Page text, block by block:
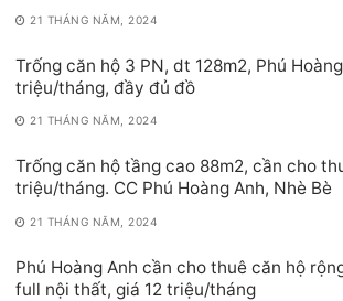
21 THÁNG NĂM, 2024
Trống căn hộ 3 PN, dt 128m2, Phú
triệu/tháng, đầy đủ đồ
21 THÁNG NĂM, 2024
Trống căn hộ tầng cao 88m2, cần cho
triệu/tháng. CC Phú Hoàng Anh, Nhè Bè
21 THÁNG NĂM, 2024
Phú Hoàng Anh cần cho thuê căn hộ
full nội thất, giá 12 triệu/tháng